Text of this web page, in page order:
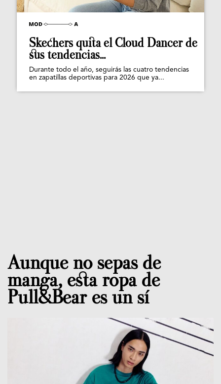
Skechers quita el Cloud Dancer de
sus tendencias...
Durante todo el año, seguirás las cuatro tendencias
en zapatillas deportivas para 2026 que ya...
Aunque no sepas de
manga, esta ropa de
Pull&Bear es un sí